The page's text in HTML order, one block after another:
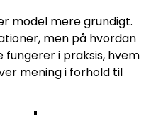
model mere grundigt.
men på hvordan
i praksis, hvem
mening i forhold til